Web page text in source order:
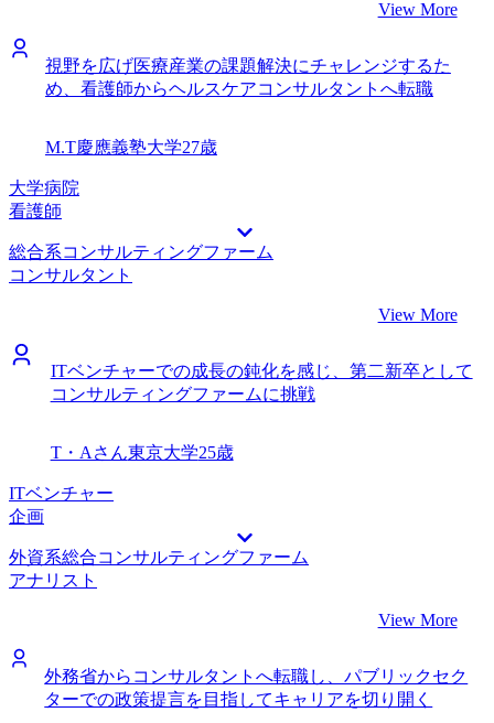
View More
視野を広げ医療産業の課題解決にチャレンジするた
め、看護師からヘルスケアコンサルタントへ転職
M.T慶應義塾大学27歳
大学病院
看護師
総合系コンサルティングファーム
コンサルタント
View More
ITベンチャーでの成長の鈍化を感じ、第二新卒として
コンサルティングファームに挑戦
T・Aさん東京大学25歳
ITベンチャー
企画
外資系総合コンサルティングファーム
アナリスト
View More
外務省からコンサルタントへ転職し、パブリックセク
ターでの政策提言を目指してキャリアを切り開く